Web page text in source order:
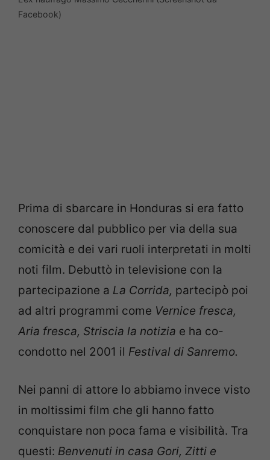
Facebook)
Prima di sbarcare in Honduras si era fatto
conoscere dal pubblico per via della sua
comicità e dei vari ruoli interpretati in molti
noti film. Debuttò in televisione con la
partecipazione a La Corrida, partecipò poi
ad altri programmi come Vernice fresca,
Aria fresca, Striscia la notizia e ha co-
condotto nel 2001 il Festival di Sanremo.
Nei panni di attore lo abbiamo invece visto
in moltissimi film che gli hanno fatto
conquistare non poca fama e visibilità. Tra
questi: Benvenuti in casa Gori, Zitti e